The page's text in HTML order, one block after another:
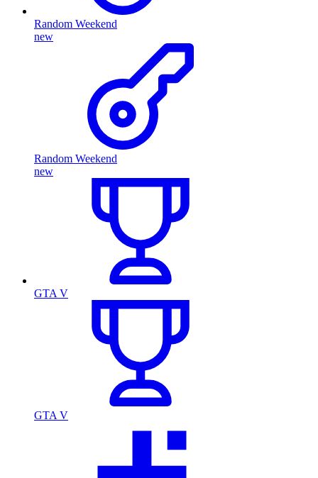
Random Weekend
new
Random Weekend
new
GTA V
GTA V